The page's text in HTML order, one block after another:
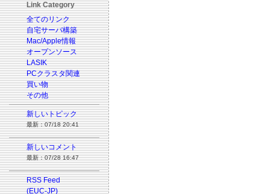
Link Category
全てのリンク
自宅サーバ構築
Mac/Apple情報
オープンソース
LASIK
PCクラスタ関連
買い物
その他
新しいトピック
最新：07/18 20:41
新しいコメント
最新：07/28 16:47
RSS Feed
(EUC-JP)